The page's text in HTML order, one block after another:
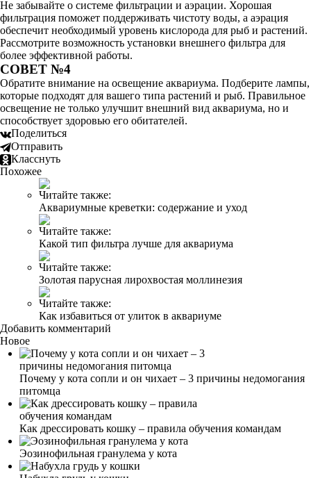
Не забывайте о системе фильтрации и аэрации. Хорошая
фильтрация поможет поддерживать чистоту воды, а аэрация
обеспечит необходимый уровень кислорода для рыб и растений.
Рассмотрите возможность установки внешнего фильтра для
более эффективной работы.
СОВЕТ №4
Обратите внимание на освещение аквариума. Подберите лампы,
которые подходят для вашего типа растений и рыб. Правильное
освещение не только улучшит внешний вид аквариума, но и
способствует здоровью его обитателей.
Поделиться
Отправить
Класснуть
Похожее
Читайте также:
Аквариумные креветки: содержание и уход
Читайте также:
Какой тип фильтра лучше для аквариума
Читайте также:
Золотая парусная лирохвостая моллинезия
Читайте также:
Как избавиться от улиток в аквариуме
Добавить комментарий
Новое
Почему у кота сопли и он чихает – 3 причины недомогания
питомца
Как дрессировать кошку – правила обучения командам
Эозинофильная гранулема у кота